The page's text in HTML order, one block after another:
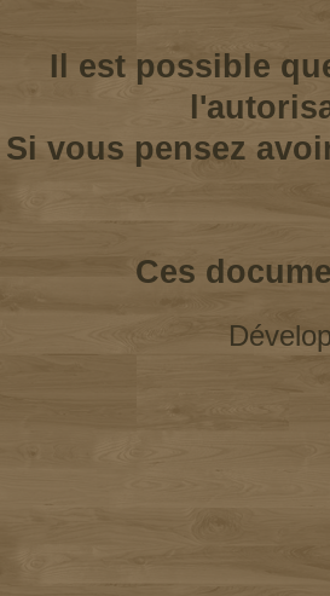
Il est possible
Si vous pensez
Ces